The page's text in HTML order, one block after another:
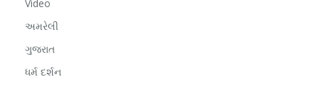
Video
અમરેલી
ગુજરાત
ધર્મ દર્શન